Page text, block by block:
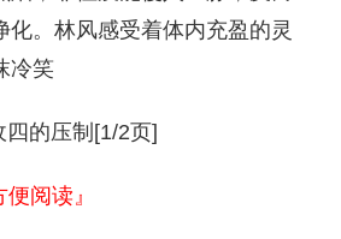
化。林风感受着体内充盈的灵
冷笑
的压制[1/2页]
阅读』